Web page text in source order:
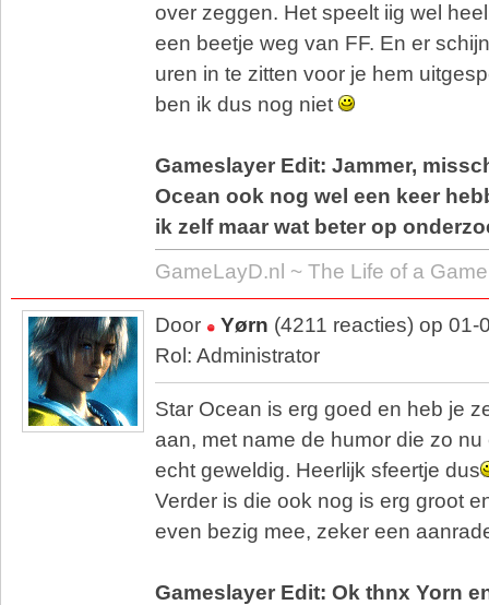
over zeggen. Het speelt iig wel
een beetje weg van FF. En er
uren in te zitten voor je hem
ben ik dus nog niet
Gameslayer Edit: Jammer,
Ocean ook nog wel een keer
ik zelf maar wat beter op
GameLayD.nl ~ The Life of a
Door Yørn (4211 reacties) op 01-
Rol: Administrator
Star Ocean is erg goed en heb je
aan, met name de humor die zo
echt geweldig. Heerlijk sfeertje dus
Verder is die ook nog is erg groot
even bezig mee, zeker een
Gameslayer Edit: Ok thnx Yorn